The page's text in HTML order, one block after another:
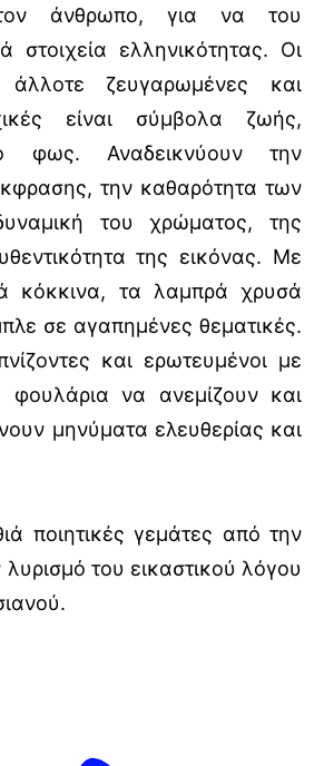
άνθρωπο, για να του
στοιχεία ελληνικότητας. Οι
άλλοτε ζευγαρωμένες και
είναι σύμβολα ζωής,
φως. Αναδεικνύουν την
την καθαρότητα των
του χρώματος, της
της εικόνας. Με
κόκκινα, τα λαμπρά χρυσά
σε αγαπημένες θεματικές.
και ερωτευμένοι με
φουλάρια να ανεμίζουν και
μηνύματα ελευθερίας και
ποιητικές γεμάτες από την
λυρισμό του εικαστικού λόγου